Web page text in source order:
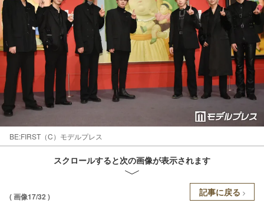
BE:FIRST（C）モデルプレス
スクロールすると次の画像が表示されます
( 画像17/32 ) 記事に戻る